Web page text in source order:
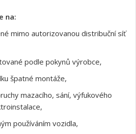
na:
mimo autorizovanou distribuční síť
podle pokynů výrobce,
špatné montáže,
mazacího, sání, výfukového
používáním vozidla,